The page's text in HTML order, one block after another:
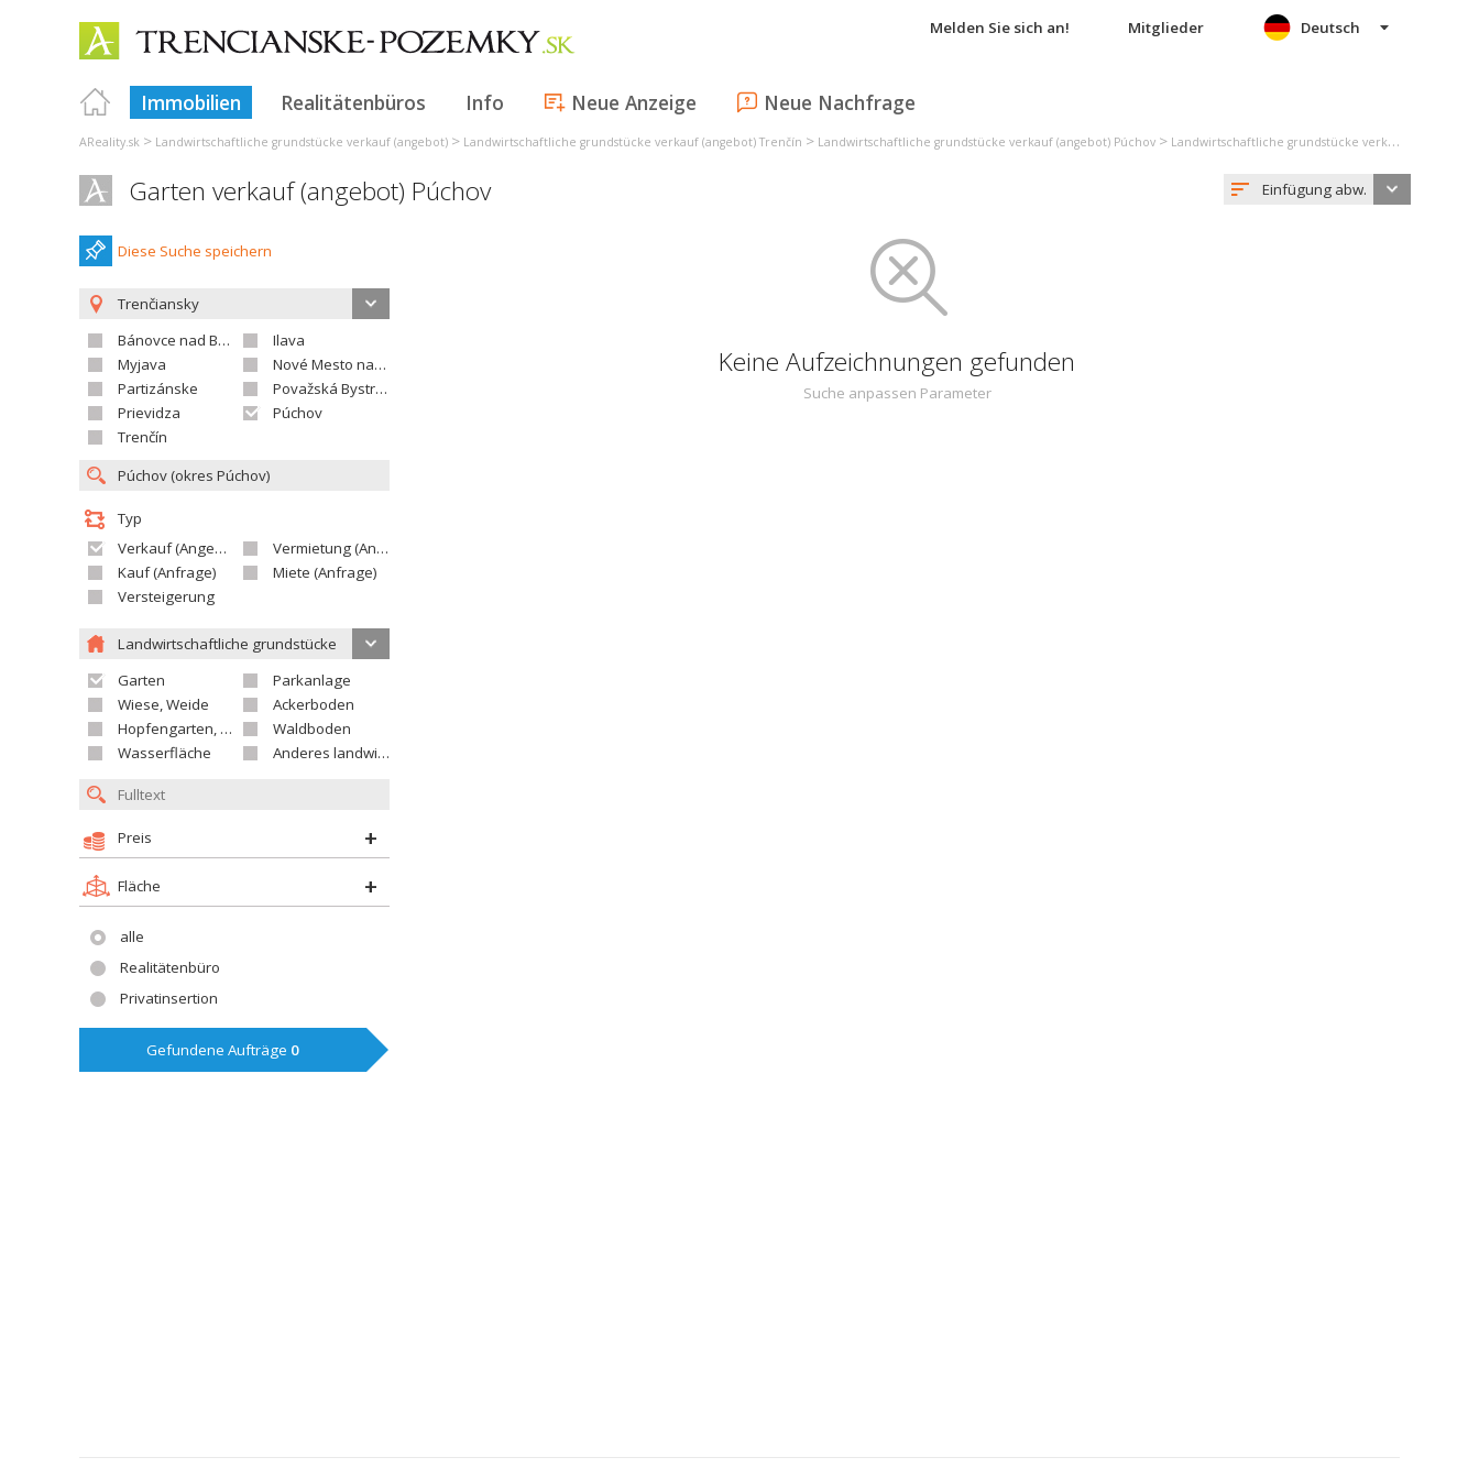
Melden Sie sich an! Mitglieder
Immobilien Realitätenbüros Info Neue Anzeige Neue Nachfrage
Deutsch
AReality.sk > Landwirtschaftliche grundstücke verkauf (angebot) > Landwirtschaftliche grundstücke verkauf (angebot) Trenčín > Landwirtschaftliche grundstücke verkauf (angebot) Púchov > Landwirtschaftliche grundstücke verkauf (angebot) Púchov
Garten verkauf (angebot) Púchov Einfügung abw.
Diese Suche speichern
Trenčiansky
Bánovce nad Bebravou
Ilava
Myjava
Nové Mesto nad Váhom
Partizánske
Považská Bystrica
Prievidza
Púchov
Trenčín
Typ
Verkauf (Angebot)
Vermietung (Angebot)
Kauf (Anfrage)
Miete (Anfrage)
Versteigerung
Landwirtschaftliche grundstücke
Garten
Parkanlage
Wiese, Weide
Ackerboden
Hopfengarten, Weingarten
Waldboden
Wasserfläche
Anderes landwirtschaftliches Grundstück
Preis
Fläche
alle
Realitätenbüro
Privatinsertion
Gefundene Aufträge 0
Keine Aufzeichnungen gefunden
Suche anpassen Parameter